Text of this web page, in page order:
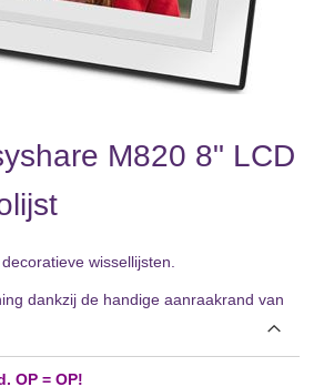
M820 8" LCD
wissellijsten.
dankzij de handige aanraakrand van
OP = OP!